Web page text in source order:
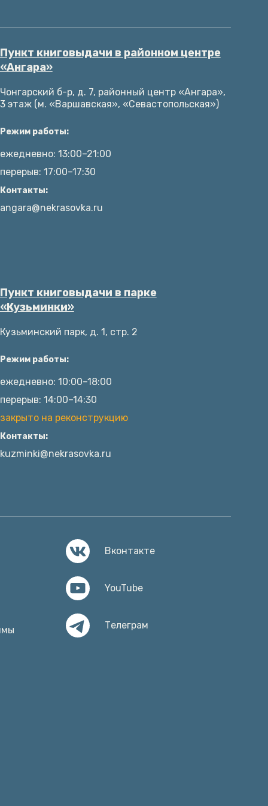
Пункт книговыдачи в районном центре
«Ангара»
Чонгарский б-р, д. 7, районный центр «Ангара»,
3 этаж (м. «Варшавская», «Севастопольская»)
Режим работы:
ежедневно: 13:00–21:00
перерыв: 17:00–17:30
Контакты:
angara@nekrasovka.ru
Пункт книговыдачи в парке
«Кузьминки»
Кузьминский парк, д. 1, стр. 2
Режим работы:
ежедневно: 10:00–18:00
перерыв: 14:00–14:30
закрыто на реконструкцию
Контакты:
kuzminki@nekrasovka.ru
Вконтакте
YouTube
Телеграм